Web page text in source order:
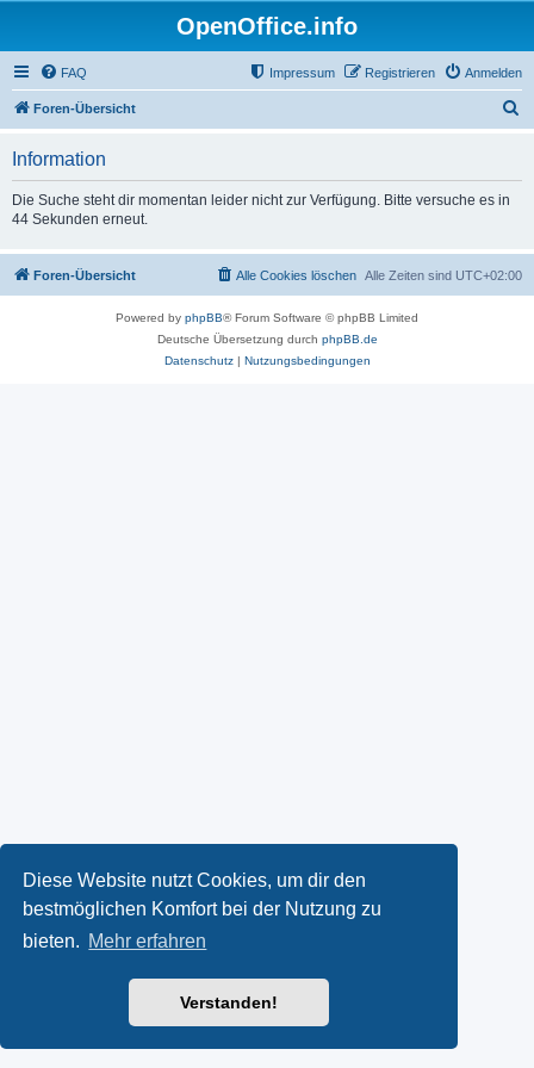
Diese Website nutzt Cookies, um dir den
bestmöglichen Komfort bei der Nutzung zu
bieten. Mehr erfahren
Verstanden!
OpenOffice.info
FAQ Anmelden
Registrieren
Impressum
Foren-Übersicht
Information
Die Suche steht dir momentan leider nicht zur Verfügung. Bitte versuche es in
44 Sekunden erneut.
Foren-Übersicht Alle Zeiten sind UTC+02:00
Alle Cookies löschen
Powered by phpBB® Forum Software © phpBB Limited
Deutsche Übersetzung durch phpBB.de
Datenschutz| Nutzungsbedingungen